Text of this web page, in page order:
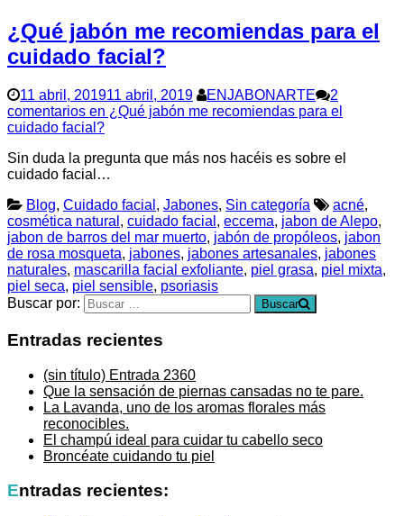
¿Qué jabón me recomiendas para el
cuidado facial?
11 abril, 201911 abril, 2019 ENJABONARTE
2
comentarios en ¿Qué jabón me recomiendas para el
cuidado facial?
Sin duda la pregunta que más nos hacéis es sobre el
cuidado facial…
Blog, Cuidado facial , Jabones, Sin categoría acné,
cosmética natural , cuidado facial , eccema, jabon de Alepo,
jabon de barros del mar muerto, jabón de propóleos, jabon
de rosa mosqueta, jabones, jabones artesanales, jabones
naturales, mascarilla facial exfoliante, piel grasa, piel mixta,
piel seca, piel sensible, psoriasis
Buscar por:
Buscar
Entradas recientes
(sin título) Entrada 2360
Que la sensación de piernas cansadas no te pare.
La Lavanda, uno de los aromas florales más
reconocibles.
El champú ideal para cuidar tu cabello seco
Broncéate cuidando tu piel
Entradas recientes: